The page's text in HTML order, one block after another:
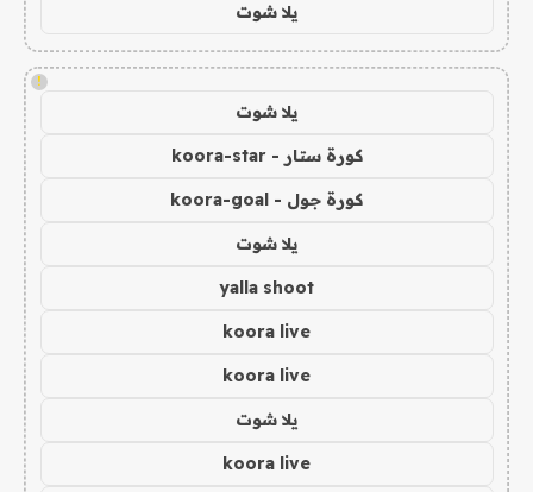
يلا شوت
!
يلا شوت
كورة ستار - koora-star
كورة جول - koora-goal
يلا شوت
yalla shoot
koora live
koora live
يلا شوت
koora live